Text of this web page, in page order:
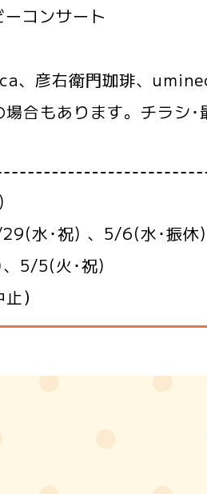
コンサート
、彦右衛門珈琲、
合もあります。チラシ･
水･祝) 、5/6(水･振休)
5/5(火･祝)
）